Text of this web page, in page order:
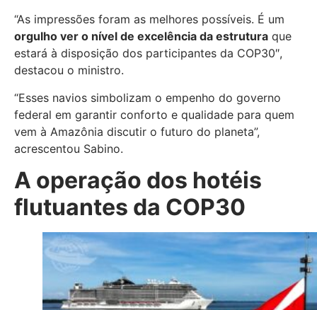
“As impressões foram as melhores possíveis. É um
orgulho ver o nível de excelência da estrutura que
estará à disposição dos participantes da COP30″,
destacou o ministro.
“Esses navios simbolizam o empenho do governo
federal em garantir conforto e qualidade para quem
vem à Amazônia discutir o futuro do planeta”,
acrescentou Sabino.
A operação dos hotéis
flutuantes da COP30